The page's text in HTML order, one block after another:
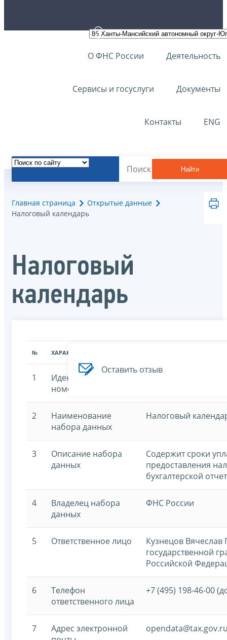
О ФНС России Деятельность
Сервисы и госуслуги Документы
Контакты ENG
Найти
Главная страница
Открытые данные
Налоговый календарь
Налоговый
календарь
№ ХАРАКТЕРИСТИКА
1
Идентификационный
номер
2
Наименование
набора данных
Налоговый
3
Описание набора
данных
Содержит сроки
предоставления
бухгалтерской
4
Владелец набора
данных
ФНС России
5 Ответственное лицо
Кузнецов
государственной
Российской
6
Телефон
ответственного лица
+7 (495) 198-46-00
7
Адрес электронной
Оставить отзыв